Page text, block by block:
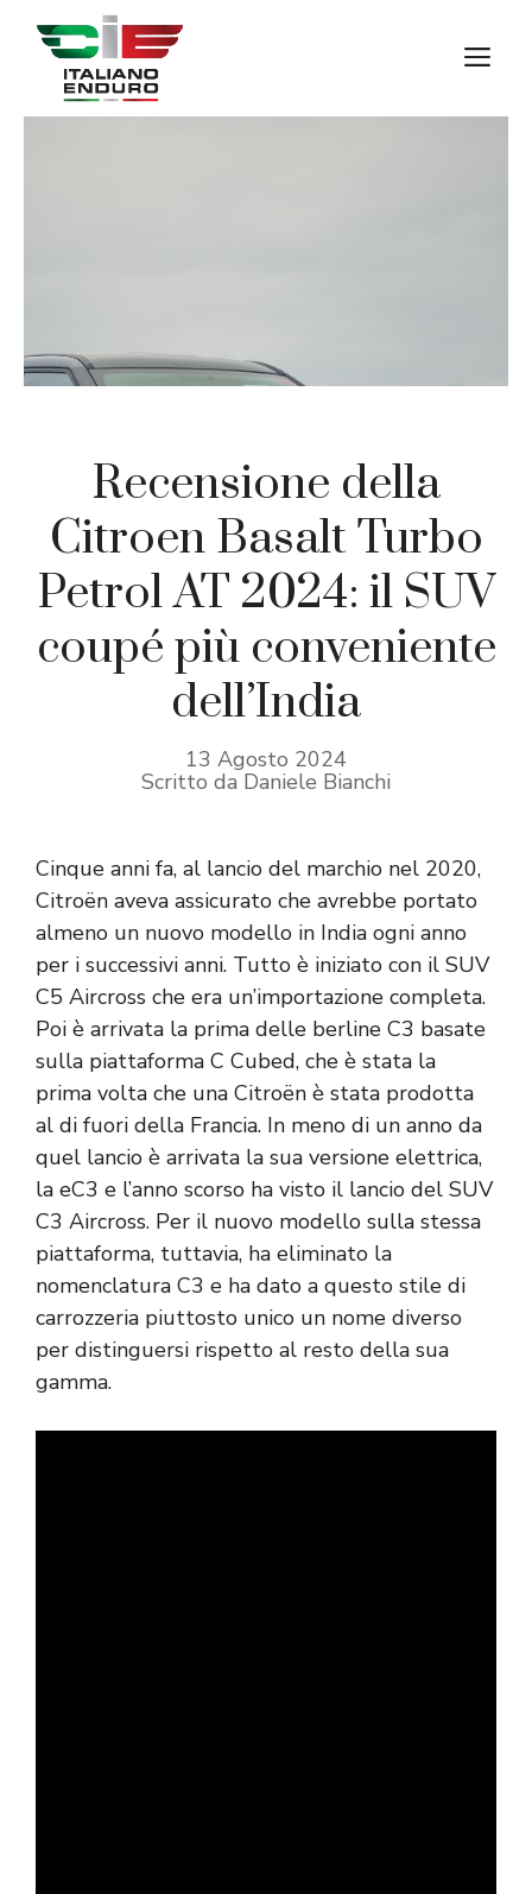
contenuto
Recensione della
Citroen Basalt Turbo
Petrol AT 2024: il SUV
coupé più conveniente
dell’India
13 Agosto 2024
Scritto da Daniele Bianchi
Cinque anni fa, al lancio del marchio nel 2020,
Citroën aveva assicurato che avrebbe portato
almeno un nuovo modello in India ogni anno
per i successivi anni. Tutto è iniziato con il SUV
C5 Aircross che era un’importazione completa.
Poi è arrivata la prima delle berline C3 basate
sulla piattaforma C Cubed, che è stata la
prima volta che una Citroën è stata prodotta
al di fuori della Francia. In meno di un anno da
quel lancio è arrivata la sua versione elettrica,
la eC3 e l’anno scorso ha visto il lancio del SUV
C3 Aircross. Per il nuovo modello sulla stessa
piattaforma, tuttavia, ha eliminato la
nomenclatura C3 e ha dato a questo stile di
carrozzeria piuttosto unico un nome diverso
per distinguersi rispetto al resto della sua
gamma.